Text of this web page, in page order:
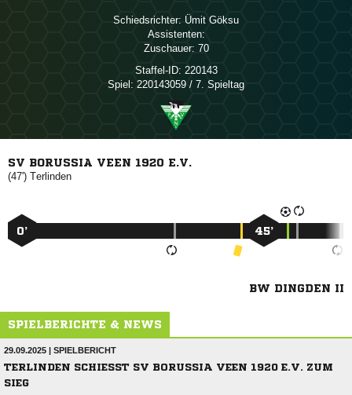
Schiedsrichter:  
Assistenten:
Zuschauer: 70
Staffel-ID: 220143
Spiel: 220143059 / 7. Spieltag
SV BORUSSIA VEEN 1920 E.V.
(47') 
0’ 45’
BW DINGDEN II
SPIELBERICHTE & NEWS
29.09.2025 | SPIELBERICHT
TERLINDEN SCHIESST SV BORUSSIA VEEN 1920 E.V. ZUM S
IEG